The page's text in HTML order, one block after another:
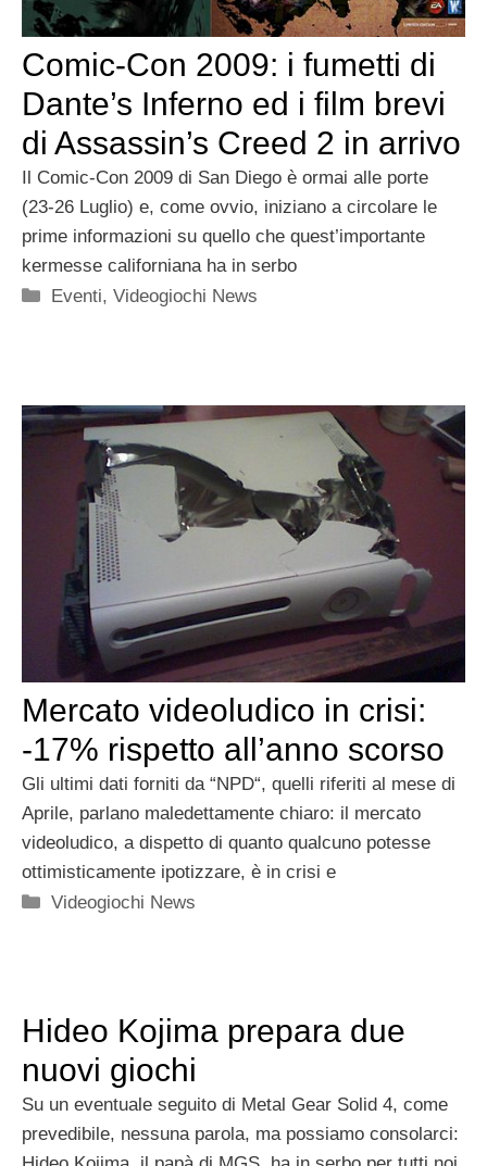
Comic-Con 2009: i fumetti di
Dante’s Inferno ed i film brevi
di Assassin’s Creed 2 in arrivo
Il Comic-Con 2009 di San Diego è ormai alle porte
(23-26 Luglio) e, come ovvio, iniziano a circolare le
prime informazioni su quello che quest’importante
kermesse californiana ha in serbo
Categorie
Eventi,Videogiochi News
Mercato videoludico in crisi:
-17% rispetto all’anno scorso
Gli ultimi dati forniti da “NPD“, quelli riferiti al mese di
Aprile, parlano maledettamente chiaro: il mercato
videoludico, a dispetto di quanto qualcuno potesse
ottimisticamente ipotizzare, è in crisi e
Categorie
Videogiochi News
Hideo Kojima prepara due
nuovi giochi
Su un eventuale seguito di Metal Gear Solid 4, come
prevedibile, nessuna parola, ma possiamo consolarci: